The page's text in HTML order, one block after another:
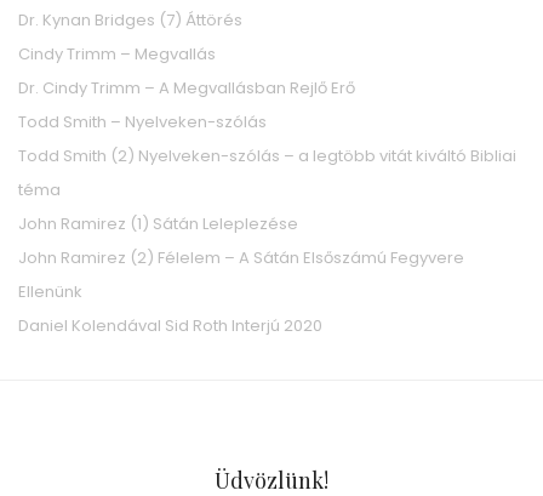
Dr. Kynan Bridges (7) Áttörés
Cindy Trimm – Megvallás
Dr. Cindy Trimm – A Megvallásban Rejlő Erő
Todd Smith – Nyelveken-szólás
Todd Smith (2) Nyelveken-szólás – a legtöbb vitát kiváltó Bibliai
téma
John Ramirez (1) Sátán Leleplezése
John Ramirez (2) Félelem – A Sátán Elsőszámú Fegyvere
Ellenünk
Daniel Kolendával Sid Roth Interjú 2020
Üdvözlünk!